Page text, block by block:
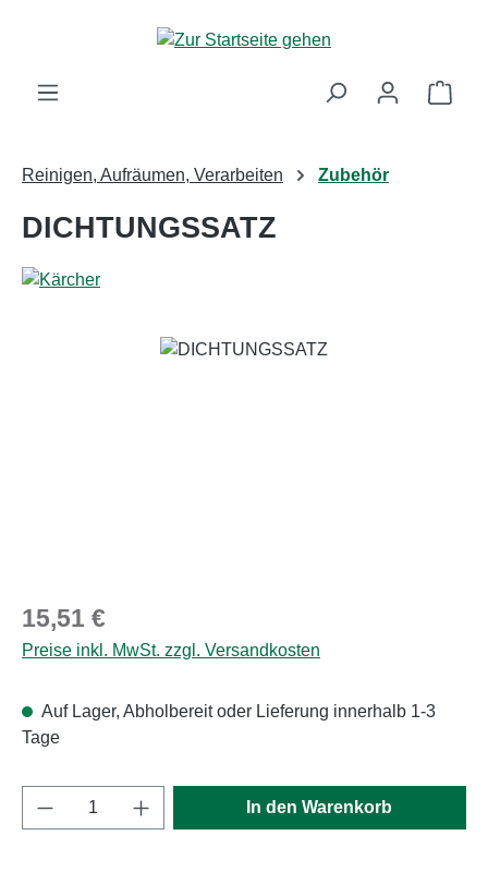
Zum Hauptinhalt springen
Reinigen, Aufräumen, Verarbeiten Zubehör
DICHTUNGSSATZ
Bildergalerie überspringen
Regulärer Preis:
15,51 €
Preise inkl. MwSt. zzgl. Versandkosten
Auf Lager, Abholbereit oder Lieferung innerhalb 1-3
Tage
Produkt Anzahl: Gib den gewünschten
In den Warenkorb